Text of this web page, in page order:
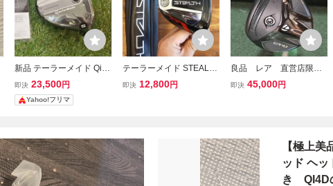
新品 テーラーメイド Qi35
フェアウェイウッド ヘッ
ド単品 3w 15度 FW 日本
正規品 ヘッドカバー無し
即決 23,500円
Yahoo!フリマ
テーラーメイド STEALTH
PLUS フェアウェイウッ
即決 12,800円
良品 レア 直営店限
定 テーラーメイド Qi4D
即決 45,000円
【極上
ッド ヘ
き QI4D